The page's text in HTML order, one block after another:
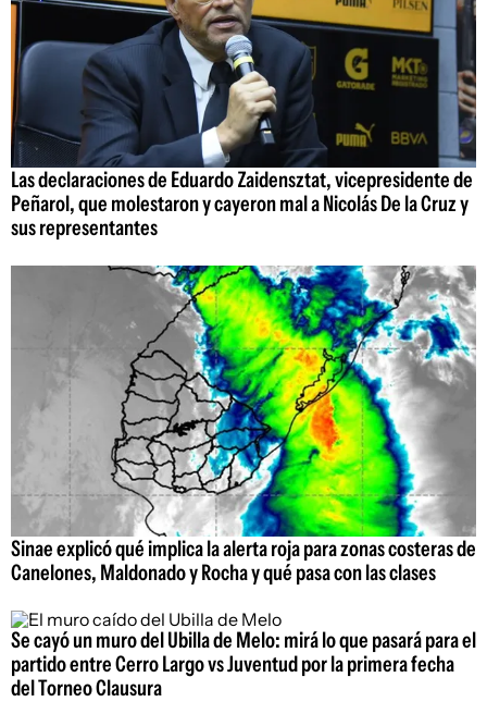
Las declaraciones de Eduardo Zaidensztat, vicepresidente de
Peñarol, que molestaron y cayeron mal a Nicolás De la Cruz y
sus representantes
Sinae explicó qué implica la alerta roja para zonas costeras de
Canelones, Maldonado y Rocha y qué pasa con las clases
Se cayó un muro del Ubilla de Melo: mirá lo que pasará para el
partido entre Cerro Largo vs Juventud por la primera fecha
del Torneo Clausura